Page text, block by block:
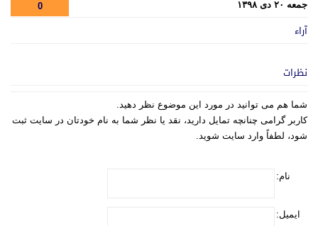
جمعه ۲۰ دی ۱۳۹۸ 0
آراء
نظرات
شما هم می توانید در مورد این موضوع نظر دهید.
کاربر گرامی چنانچه تمایل دارید، نقد یا نظر شما به نام خودتان در سایت ثبت
شود، لطفاً وارد سایت شوید.
نام:
ایمیل: